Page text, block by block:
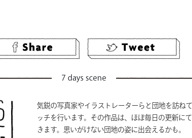
7 days scene
気鋭の写真家やイラストレーターらと団地を訪ね
ッチを行います。その作品は、ほぼ毎日の更新に
きます。思いがけない団地の姿に出会えるかも。